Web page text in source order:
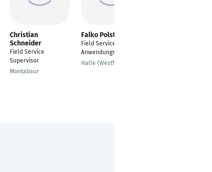
Christian
Schneider
Field Service
Supervisor
Montabaur
Falko Polster
Field Service
Anwendungstechniker
Halle (Westfalen)